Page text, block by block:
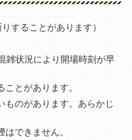
することがあります）
雑状況により開場時刻が早
とがあります。
ものがあります。あらかじ
できません。